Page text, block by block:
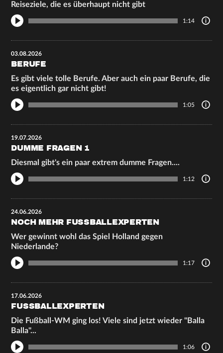
Reiseziele, die es überhaupt nicht gibt
1:14
03.08.2026
BERUFE
Es gibt viele tolle Berufe. Aber auch ein paar Berufe, die
es eigentlich gar nicht gibt!
1:05
19.07.2026
DUMME FRAGEN 1
Diesmal gibt's ein paar extrem dumme Fragen....
1:12
24.06.2026
NOCH MEHR FUSSBALLEXPERTEN
Wer gewinnt wohl das Spiel Holland gegen
Niederlande?
1:17
17.06.2026
FUSSBALLEXPERTEN
Die Fußball-WM ging los! Viele sind jetzt wieder "Balla
Balla"...
1:06